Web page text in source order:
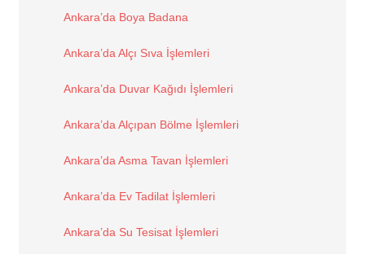
Ankara’da Boya Badana
Ankara’da Alçı Sıva İşlemleri
Ankara’da Duvar Kağıdı İşlemleri
Ankara’da Alçıpan Bölme İşlemleri
Ankara’da Asma Tavan İşlemleri
Ankara’da Ev Tadilat İşlemleri
Ankara’da Su Tesisat İşlemleri